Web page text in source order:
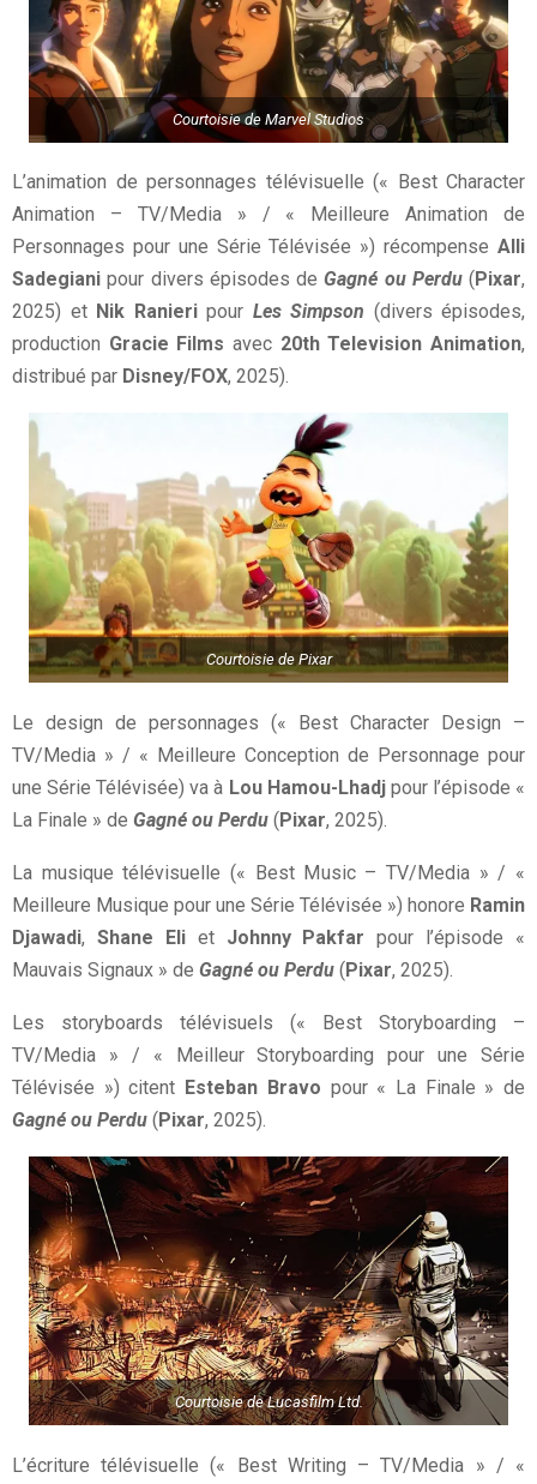
Courtoisie de Marvel Studios
L’animation de personnages télévisuelle (« Best Character
Animation – TV/Media » / « Meilleure Animation de
Personnages pour une Série Télévisée ») récompense Alli
Sadegiani pour divers épisodes deGagné ou Perdu(Pixar,
2025) et Nik Ranieripour Les Simpson (divers épisodes,
production Gracie Films avec 20th Television Animation,
distribué par Disney/FOX, 2025).
Courtoisie de Pixar
Le design de personnages (« Best Character Design –
TV/Media » / « Meilleure Conception de Personnage pour
une Série Télévisée) va à Lou Hamou-Lhadjpour l’épisode «
La Finale » de Gagné ou Perdu (Pixar, 2025).
La musique télévisuelle (« Best Music – TV/Media » / «
Meilleure Musique pour une Série Télévisée ») honore Ramin
Djawadi, Shane Eliet Johnny Pakfar pour l’épisode «
Mauvais Signaux » de Gagné ou Perdu (Pixar, 2025).
Les storyboards télévisuels (« Best Storyboarding –
TV/Media » / « Meilleur Storyboarding pour une Série
Télévisée ») citent Esteban Bravo pour « La Finale » de
Gagné ou Perdu (Pixar, 2025).
Courtoisie de Lucasfilm Ltd.
L’écriture télévisuelle (« Best Writing – TV/Media » / «